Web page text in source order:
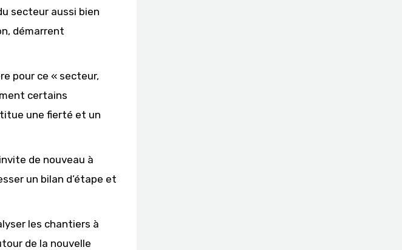
secteur aussi bien
démarrent
pour ce « secteur,
certains
une fierté et un
de nouveau à
un bilan d’étape et
les chantiers à
de la nouvelle